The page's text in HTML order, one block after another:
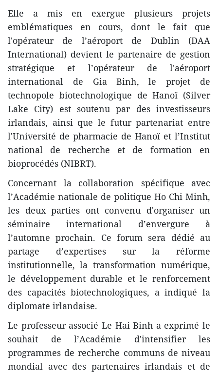
Elle a mis en exergue plusieurs projets
emblématiques en cours, dont le fait que
l'opérateur de l’aéroport de Dublin (DAA
International) devient le partenaire de gestion
stratégique et l’opérateur de l'aéroport
international de Gia Binh, le projet de
technopole biotechnologique de Hanoï (Silver
Lake City) est soutenu par des investisseurs
irlandais, ainsi que le futur partenariat entre
l'Université de pharmacie de Hanoï et l’Institut
national de recherche et de formation en
bioprocédés (NIBRT).
Concernant la collaboration spécifique avec
l’Académie nationale de politique Ho Chi Minh,
les deux parties ont convenu d'organiser un
séminaire international d’envergure à
l’automne prochain. Ce forum sera dédié au
partage d’expertises sur la réforme
institutionnelle, la transformation numérique,
le développement durable et le renforcement
des capacités biotechnologiques, a indiqué la
diplomate irlandaise.
Le professeur associé Le Hai Binh a exprimé le
souhait de l’Académie d'intensifier les
programmes de recherche communs de niveau
mondial avec des partenaires irlandais et de